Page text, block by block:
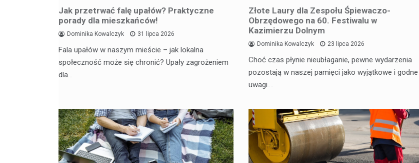
Jak przetrwać falę upałów? Praktyczne
porady dla mieszkańców!
Dominika Kowalczyk 31 lipca 2026
Fala upałów w naszym mieście – jak lokalna
społeczność może się chronić? Upały zagrożeniem
dla…
Złote Laury dla Zespołu Śpiewaczo-
Obrzędowego na 60. Festiwalu w
Kazimierzu Dolnym
Dominika Kowalczyk 23 lipca 2026
Choć czas płynie nieubłaganie, pewne wydarzenia
pozostają w naszej pamięci jako wyjątkowe i godne
uwagi.…